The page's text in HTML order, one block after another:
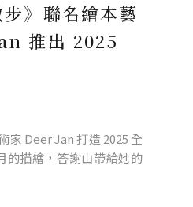
》聯名繪本藝
推出 2025
家 Deer Jan 打造 2025 全
的描繪，答謝山帶給她的